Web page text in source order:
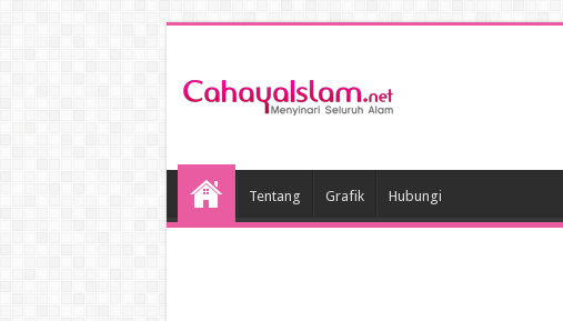
Tentang Grafik Hubungi